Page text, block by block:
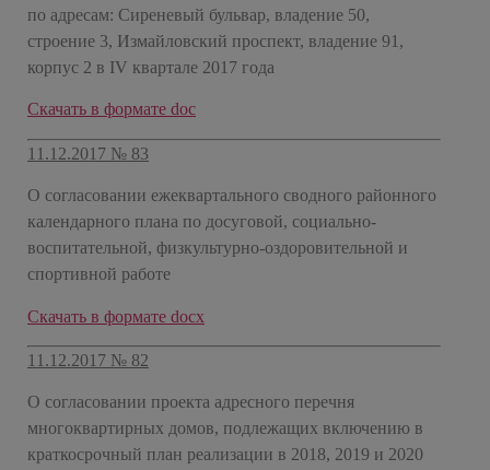
по адресам: Сиреневый бульвар, владение 50,
строение 3, Измайловский проспект, владение 91,
корпус 2 в IV квартале 2017 года
Скачать в формате doc
11.12.2017 № 83
О согласовании ежеквартального сводного районного
календарного плана по досуговой, социально-
воспитательной, физкультурно-оздоровительной и
спортивной работе
Скачать в формате docx
11.12.2017 № 82
О согласовании проекта адресного перечня
многоквартирных домов, подлежащих включению в
краткосрочный план реализации в 2018, 2019 и 2020